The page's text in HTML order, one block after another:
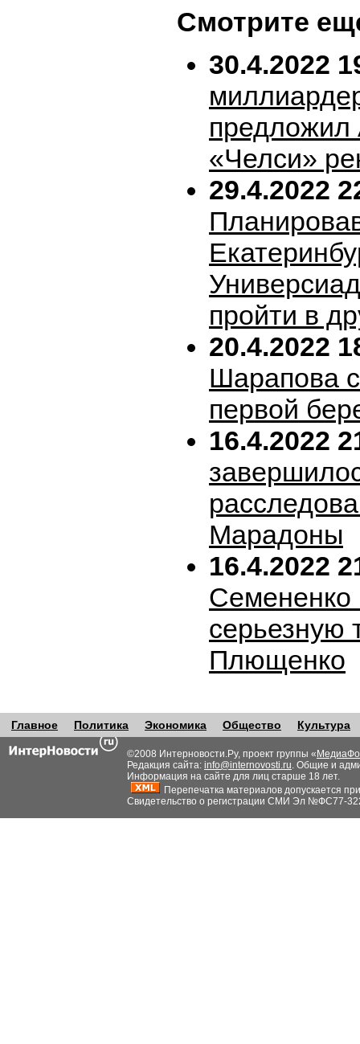
Смотрите
30.4.2022
предложил
«Челси»
29.4.2022
пройти в
20.4.2022
Шарапова
первой
16.4.2022
Марадоны
16.4.2022
Семененко
серьезную
Плющенко
Главное Политика Экономика Общество Культура
©2008 Интерновости.Ру, проект группы «
Редакция сайта: info@internovosti.ru. Общие и
Информация на сайте для лиц старше 18 лет.
Перепечатка материалов допускается
Свидетельство о регистрации СМИ Эл №ФС77-